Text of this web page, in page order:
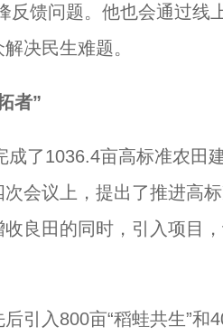
反馈问题。他也会通过线
决民生难题。
者”
了1036.4亩高标准农田
会议上，提出了推进高
良田的同时，引入项目
入800亩“稻蛙共生”和